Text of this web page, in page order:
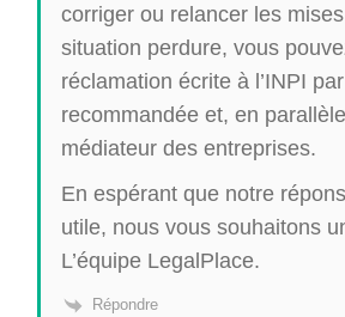
corriger ou relancer les
situation perdure, vous
réclamation écrite à l’INPI
recommandée et, en
médiateur des entreprises.
En espérant que notre
utile, nous vous souhaitons
L’équipe LegalPlace.
Répondre